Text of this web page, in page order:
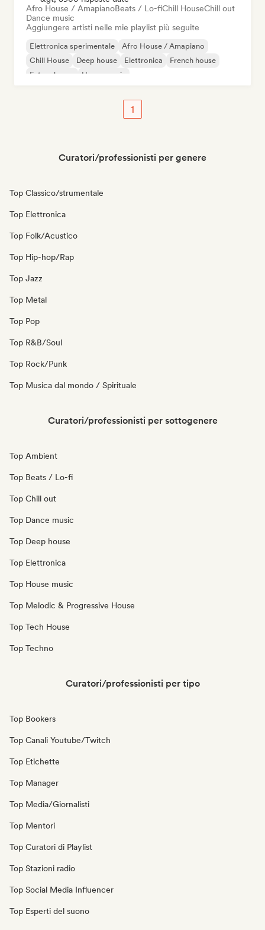
Afro House / AmapianoBeats / Lo-fiChill HouseChill out
Dance music
Aggiungere artisti nelle mie playlist più seguite
Elettronica sperimentale
Afro House / Amapiano
Chill House
Deep house Elettronica
French house
Future house
House music
1
Curatori/professionisti per genere
Top Classico/strumentale
Top Elettronica
Top Folk/Acustico
Top Hip-hop/Rap
Top Jazz
Top Metal
Top Pop
Top R&B/Soul
Top Rock/Punk
Top Musica dal mondo / Spirituale
Curatori/professionisti per sottogenere
Top Ambient
Top Beats / Lo-fi
Top Chill out
Top Dance music
Top Deep house
Top Elettronica
Top House music
Top Melodic & Progressive House
Top Tech House
Top Techno
Curatori/professionisti per tipo
Top Bookers
Top Canali Youtube/Twitch
Top Etichette
Top Manager
Top Media/Giornalisti
Top Mentori
Top Curatori di Playlist
Top Stazioni radio
Top Social Media Influencer
Top Esperti del suono